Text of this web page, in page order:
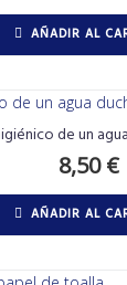
AÑADIR AL
de un
8,50€
AÑADIR AL